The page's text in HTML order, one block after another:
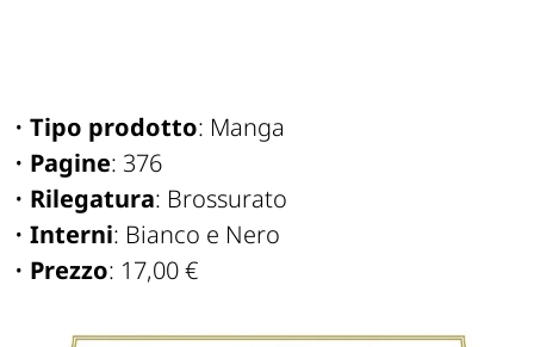
• Tipo prodotto: Manga
• Pagine: 376
• Rilegatura: Brossurato
• Interni: Bianco e Nero
• Prezzo: 17,00 €